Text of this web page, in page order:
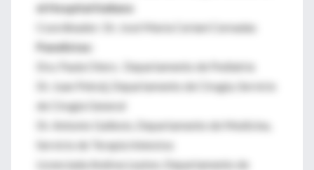
el Hospital Italiano
Coordinador: Dr. José María Ceriani Cernadas
Panelistas:
Dra. Paula Otero. Departamento de Pediatría
Dr. Juan Pekolj, Departamento de Cirugía, Servicio
de Cirugía General
Dr. Antonio Gallesio, Departamento de Medicina,
Servicio de Terapia Intensiva
Licenciada Andrea Leyton, Departamento de